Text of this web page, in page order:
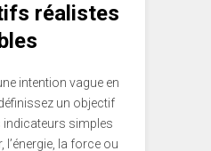
réalistes
intention vague en
un objectif
indicateurs simples
la force ou